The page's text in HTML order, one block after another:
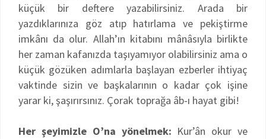
küçük bir deftere yazabilirsiniz. Arada bir
yazdıklarınıza göz atıp hatırlama ve pekiştirme
imkânı da olur. Allah’ın kitabını mânâsıyla birlikte
her zaman kafanızda taşıyamıyor olabilirsiniz ama o
küçük gözüken adımlarla başlayan ezberler ihtiyaç
vaktinde sizin ve başkalarının o kadar çok işine
yarar ki, şaşırırsınız. Çorak toprağa âb-ı hayat gibi!
Her şeyimizle O’na yönelmek: Kur’ân okur ve